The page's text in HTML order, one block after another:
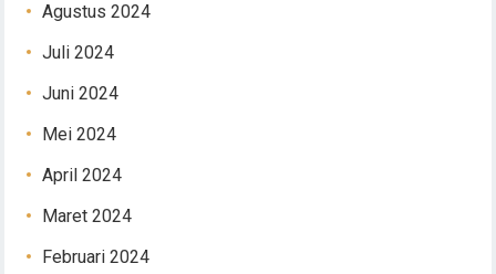
Agustus 2024
Juli 2024
Juni 2024
Mei 2024
April 2024
Maret 2024
Februari 2024